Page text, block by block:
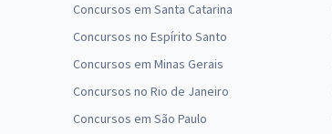
Concursos em Santa Catarina
Concursos no Espírito Santo
Concursos em Minas Gerais
Concursos no Rio de Janeiro
Concursos em São Paulo